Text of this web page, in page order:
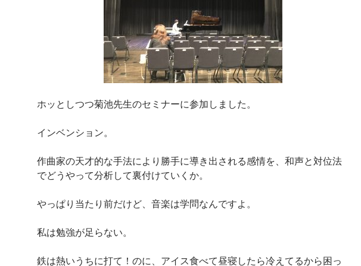
ホッとしつつ菊池先生のセミナーに参加しました。
インベンション。
作曲家の天才的な手法により勝手に導き出される感情を、和声と対位法
でどうやって分析して裏付けていくか。
やっぱり当たり前だけど、音楽は学問なんですよ。
私は勉強が足らない。
鉄は熱いうちに打て！のに、アイス食べて昼寝したら冷えてるから困っ